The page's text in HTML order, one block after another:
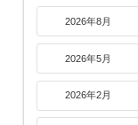
2026年8月
2026年5月
2026年2月